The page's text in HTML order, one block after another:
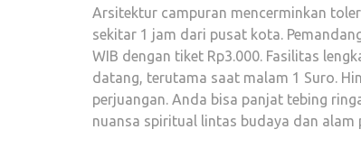
Arsitektur campuran mencerminkan
sekitar 1 jam dari pusat kota.
WIB dengan tiket Rp3.000. Fasilitas
datang, terutama saat malam 1 Suro.
perjuangan. Anda bisa panjat tebing
nuansa spiritual lintas budaya dan alam